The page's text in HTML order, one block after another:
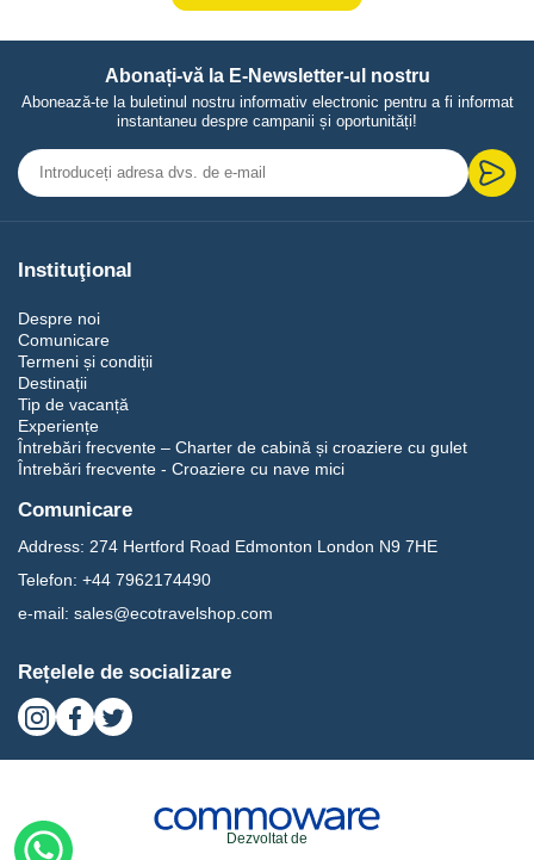
Abonați-vă la E-Newsletter-ul nostru
Abonează-te la buletinul nostru informativ electronic pentru a fi informat
instantaneu despre campanii și oportunități!
Instituţional
Despre noi
Comunicare
Termeni și condiții
Destinații
Tip de vacanță
Experiențe
Întrebări frecvente – Charter de cabină și croaziere cu gulet
Întrebări frecvente - Croaziere cu nave mici
Comunicare
Address: 274 Hertford Road Edmonton London N9 7HE
Telefon: +44 7962174490
e-mail: sales@ecotravelshop.com
Rețelele de socializare
Dezvoltat de